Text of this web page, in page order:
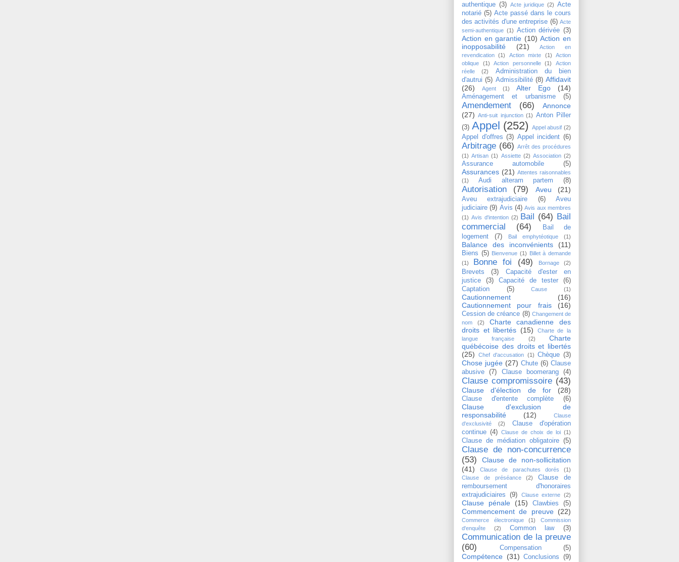
authentique (3) Acte juridique (2) Acte
notarié (5) Acte passé dans le cours
des activités d'une entreprise (6) Acte
semi-authentique (1) Action dérivée (3)
Action en garantie (10) Action en
inopposabilité
(21)
Action en
revendication
(1) Action mixte (1)
Action
oblique
(1) Action personnelle (1)
Action
réelle
(2)
Administration du bien
d'autrui (5) Admissibilité (8) Affidavit
(26)
Agent (1) Alter Ego (14)
Aménagement et urbanisme (5)
Amendement (66)
Annonce
(27)
Anti-suit injunction (1) Anton Piller
(3) Appel (252) Appel abusif (2)
Appel d'offres (3) Appel incident (6)
Arbitrage (66) Arrêt des procédures
(1) Artisan (1) Assiette (2) Association (2)
Assurance automobile (5)
Assurances (21) Attentes raisonnables
(1)
Audi alteram partem (8)
Autorisation (79) Aveu (21)
Aveu extrajudiciaire (6)
Aveu
judiciaire (9) Avis (4) Avis aux membres
(1) Avis d'intention (2) Bail (64) Bail
commercial
(64)
Bail de
logement
(7) Bail emphytéotique (1)
Balance des inconvénients (11)
Biens (5) Bienvenue (1) Billet à demande
(1)
Bonne foi (49) Bornage (2)
Brevets (3)
Capacité d'ester en
justice
(3) Capacité de tester
(6)
Captation
(5) Cause (1)
Cautionnement
(16)
Cautionnement pour frais
(16)
Cession de créance (8) Changement de
nom
(2)
Charte canadienne des
droits et libertés (15)
Charte de la
langue française
(2)
Charte
québécoise des droits et libertés
(25)
Chef d'accusation (1) Chèque (3)
Chose jugée (27) Chute (6) Clause
abusive
(7) Clause boomerang (4)
Clause compromissoire (43)
Clause d'élection de for (28)
Clause d'entente complète (6)
Clause d'exclusion de
responsabilité
(12)
Clause
d'exclusivité
(2)
Clause d'opération
continue (4) Clause de choix de loi (1)
Clause de médiation obligatoire (5)
Clause de non-concurrence
(53)
Clause de non-sollicitation
(41)
Clause de parachutes dorés
(1)
Clause de préséance
(2)
Clause de
remboursement d'honoraires
extrajudiciaires
(9) Clause externe (2)
Clause pénale (15) Clawbies (5)
Commencement de preuve (22)
Commerce électronique (1)
Commission
d'enquête
(2) Common law (3)
Communication de la preuve
(60)
Compensation (5)
Compétence (31) Conclusions (9)